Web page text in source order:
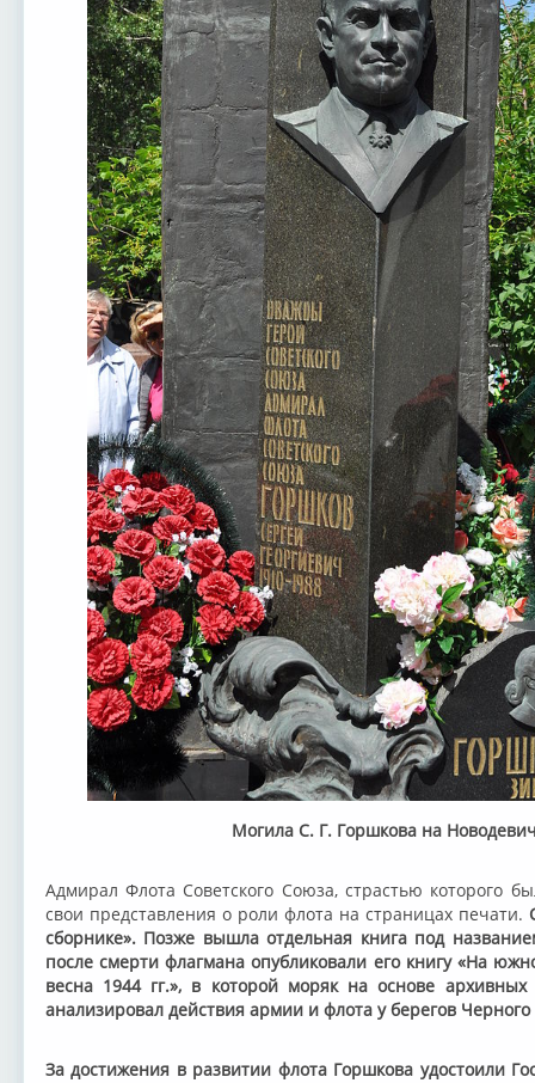
Могила С. Г. Горшкова на
Адмирал Флота Советского Союза, страстью которого
свои представления о роли флота на страницах печати.
сборнике». Позже вышла отдельная книга под
после смерти флагмана опубликовали его книгу «На
весна 1944 гг.», в которой моряк на основе
анализировал действия армии и флота у берегов
За достижения в развитии флота Горшкова удостоили